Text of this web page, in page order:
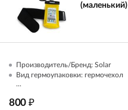
(маленький)
Производитель/Бренд: Solar
Вид гермоупаковки: гермочехол
...
800 ₽